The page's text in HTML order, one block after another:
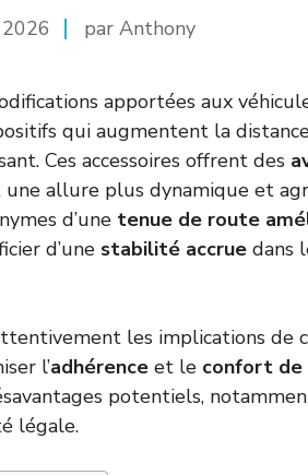
par Anthony
apportées aux
qui augmentent la
Ces accessoires offrent des
une allure plus dynamique et
d’une tenue de route
d’une stabilité accrue dans
les implications de
l’adhérence et le confort de
potentiels,
légale.